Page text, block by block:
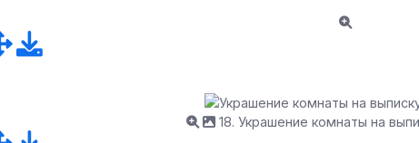
18. Украшение комнаты на